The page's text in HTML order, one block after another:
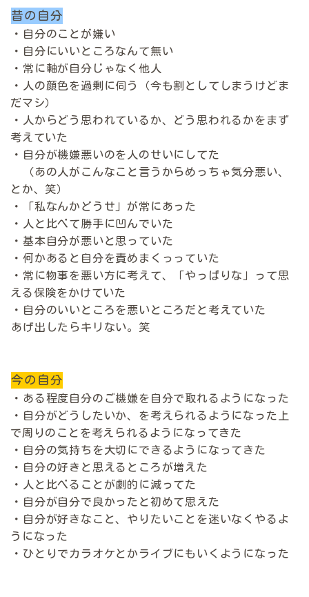
昔の自分
・自分のことが嫌い
・自分にいいところなんて無い
・常に軸が自分じゃなく他人
・人の顔色を過剰に伺う（今も割としてしまうけどま
だマシ）
・人からどう思われているか、どう思われるかをまず
考えていた
・自分が機嫌悪いのを人のせいにしてた
（あの人がこんなこと言うからめっちゃ気分悪い、
とか、笑）
・「私なんかどうせ」が常にあった
・人と比べて勝手に凹んでいた
・基本自分が悪いと思っていた
・何かあると自分を責めまくっっていた
・常に物事を悪い方に考えて、「やっぱりな」って思
える保険をかけていた
・自分のいいところを悪いところだと考えていた
あげ出したらキリない。笑
今の自分
・ある程度自分のご機嫌を自分で取れるようになった
・自分がどうしたいか、を考えられるようになった上
で周りのことを考えられるようになってきた
・自分の気持ちを大切にできるようになってきた
・自分の好きと思えるところが増えた
・人と比べることが劇的に減ってた
・自分が自分で良かったと初めて思えた
・自分が好きなこと、やりたいことを迷いなくやるよ
うになった
・ひとりでカラオケとかライブにもいくようになった